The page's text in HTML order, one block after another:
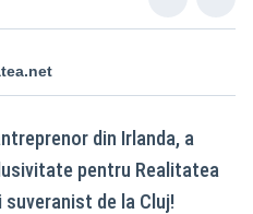
din Irlanda, a
pentru Realitatea
suveranist de la Cluj!